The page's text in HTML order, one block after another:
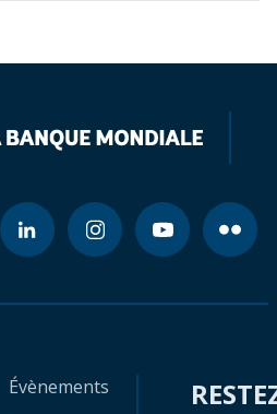
Évènements